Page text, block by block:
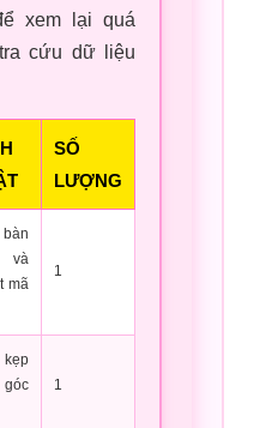
xem lại quá
cứu dữ liệu
SỐ
LƯỢNG
và
mã
1
góc
1